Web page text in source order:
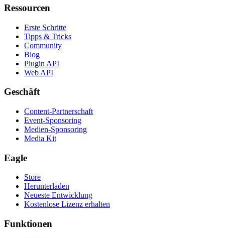
Ressourcen
Erste Schritte
Tipps & Tricks
Community
Blog
Plugin API
Web API
Geschäft
Content-Partnerschaft
Event-Sponsoring
Medien-Sponsoring
Media Kit
Eagle
Store
Herunterladen
Neueste Entwicklung
Kostenlose Lizenz erhalten
Funktionen